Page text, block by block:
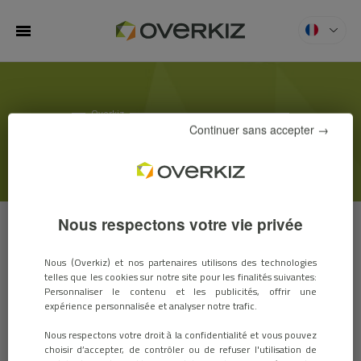
MENU
Overkiz
ACTUS & SALONS
Nos bureaux parisiens déménagent !
12 décembre 2017 / ACTUALITÉS
Nous respectons votre vie privée
Nous (Overkiz) et nos partenaires utilisons des technologies
telles que les cookies sur notre site pour les finalités suivantes:
Personnaliser le contenu et les publicités, offrir une
expérience personnalisée et analyser notre trafic.
Nous respectons votre droit à la confidentialité et vous pouvez
choisir d’accepter, de contrôler ou de refuser l'utilisation de
Continuer sans accepter →